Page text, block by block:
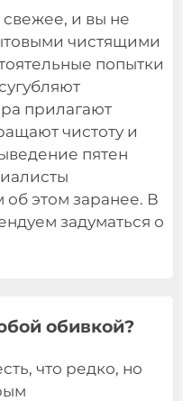
и вы не
чистящими
попытки
прилагают
чистоту и
пятен
об этом заранее. В
задуматься о
обивкой?
что редко, но